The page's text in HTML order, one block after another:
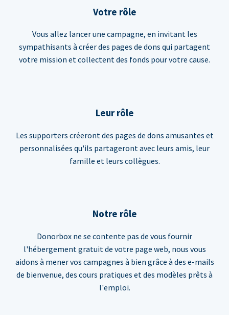
Votre rôle
Vous allez lancer une campagne, en invitant les
sympathisants à créer des pages de dons qui partagent
votre mission et collectent des fonds pour votre cause.
Leur rôle
Les supporters créeront des pages de dons amusantes et
personnalisées qu'ils partageront avec leurs amis, leur
famille et leurs collègues.
Notre rôle
Donorbox ne se contente pas de vous fournir
l'hébergement gratuit de votre page web, nous vous
aidons à mener vos campagnes à bien grâce à des e-mails
de bienvenue, des cours pratiques et des modèles prêts à
l'emploi.